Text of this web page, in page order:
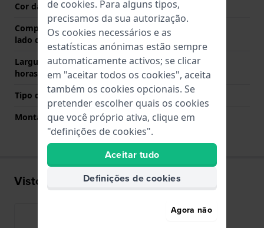
Cor da fivela
Prata
Comprimento de banda no
lado das 12 horas
80 mm
Largura de banda lado 6
horas (mm)
130 mm
Tipo de montagem
Pinos de pressão
Montagem Reta
Não
Visto recentemente
de cookies. Para alguns tipos,
precisamos da sua autorização.
Os cookies necessários e as
estatísticas anónimas estão sempre
automaticamente activos; se clicar
em "aceitar todos os cookies", aceita
também os cookies opcionais. Se
pretender escolher quais os cookies
que você próprio ativa, clique em
"definições de cookies".
Aceitar tudo
Definições de cookies
Agora não